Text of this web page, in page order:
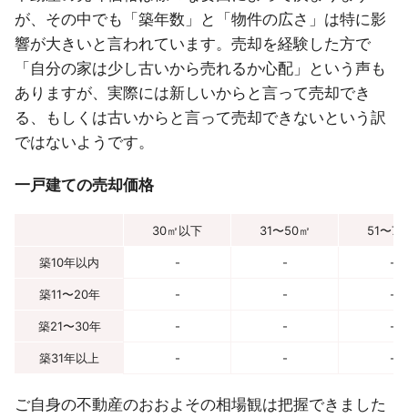
が、その中でも「築年数」と「物件の広さ」は特に影
響が大きいと言われています。売却を経験した方で
「自分の家は少し古いから売れるか心配」という声も
ありますが、実際には新しいからと言って売却でき
る、もしくは古いからと言って売却できないという訳
ではないようです。
一戸建ての売却価格
30㎡以下 31〜50㎡ 51〜70
築10年以内 - - -
築11〜20年 - - -
築21〜30年 - - -
築31年以上 - - -
ご自身の不動産のおおよその相場観は把握できました